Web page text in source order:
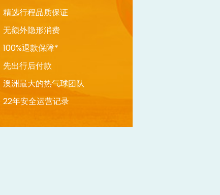
精选行程品质保证
无额外隐形消费
100%退款保障*
先出行后付款
澳洲最大的热气球团队
22年安全运营记录